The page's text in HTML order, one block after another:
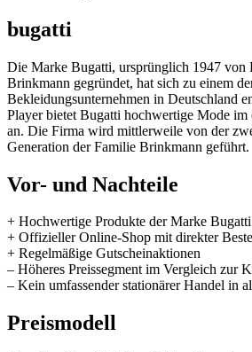
bugatti
Die Marke Bugatti, ursprünglich 1947 von
Brinkmann gegründet, hat sich zu einem
Bekleidungsunternehmen in Deutschland
Player bietet Bugatti hochwertige Mode
an. Die Firma wird mittlerweile von der
Generation der Familie Brinkmann geführt.
Vor- und Nachteile
+ Hochwertige Produkte der Marke Bugatti
+ Offizieller Online-Shop mit direkter
+ Regelmäßige Gutscheinaktionen
– Höheres Preissegment im Vergleich zur
– Kein umfassender stationärer Handel in
Preismodell